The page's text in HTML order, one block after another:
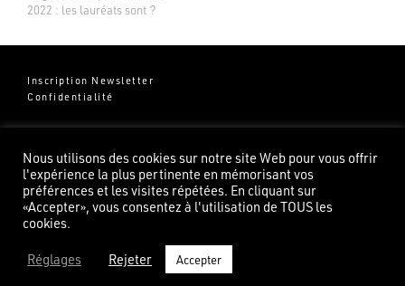
2022 : les lauréats sont ?
Inscription Newsletter
Confidentialité
Groupe Pierredeplan
82100 Castelsarrasin
©2026 Pierredeplan
Nous utilisons des cookies sur notre site Web pour vous offrir
l'expérience la plus pertinente en mémorisant vos
préférences et les visites répétées. En cliquant sur
«Accepter», vous consentez à l'utilisation de TOUS les
cookies.
Réglages Rejeter Accepter